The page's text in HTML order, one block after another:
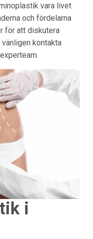
vara livet
och fördelarna
för att diskutera
kontakta
i